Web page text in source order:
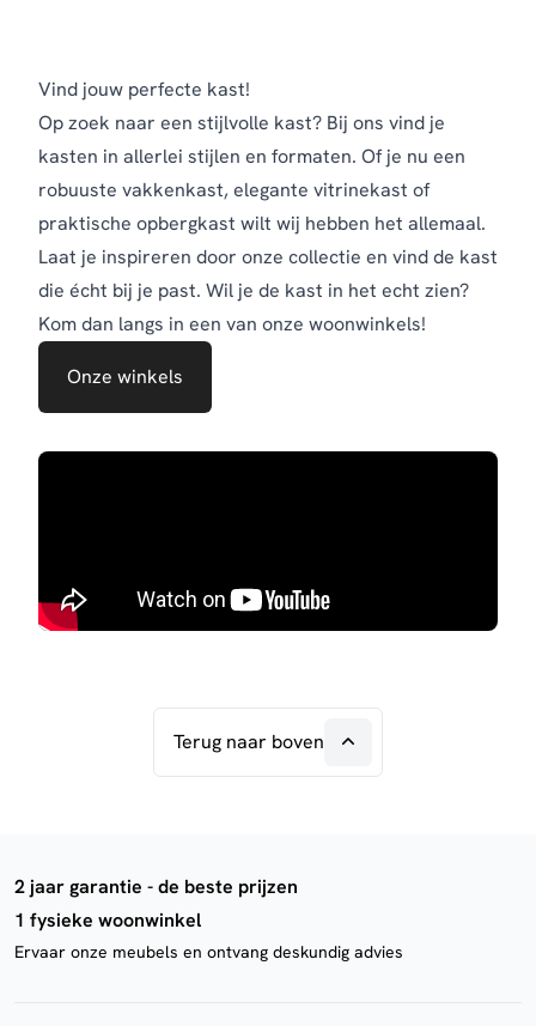
Vind jouw perfecte kast!
Op zoek naar een stijlvolle kast? Bij ons vind je
kasten in allerlei stijlen en formaten. Of je nu een
robuuste vakkenkast, elegante vitrinekast of
praktische opbergkast wilt wij hebben het allemaal.
Laat je inspireren door onze collectie en vind de kast
die écht bij je past. Wil je de kast in het echt zien?
Kom dan langs in een van onze woonwinkels!
Onze winkels
Terug naar boven
2 jaar garantie - de beste prijzen
1 fysieke woonwinkel
Ervaar onze meubels en ontvang deskundig advies